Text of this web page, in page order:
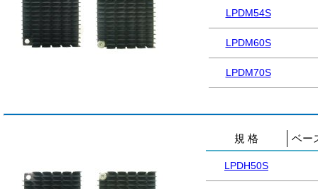
LPDM54S
LPDM60S
LPDM70S
規 格 ベー
LPDH50S